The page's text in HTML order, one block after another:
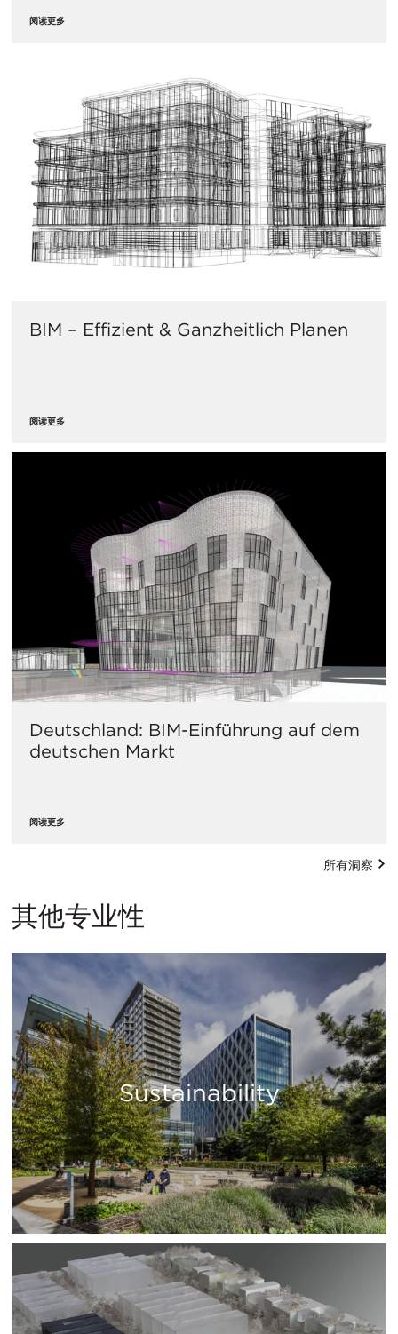
阅读更多
BIM – Effizient & Ganzheitlich Planen
阅读更多
Deutschland: BIM-Einführung auf dem
deutschen Markt
阅读更多
所有洞察
其他专业性
Sustainability